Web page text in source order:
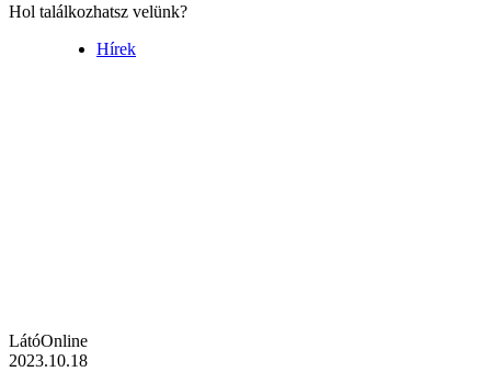
Hol találkozhatsz velünk?
Hírek
LátóOnline
2023.10.18